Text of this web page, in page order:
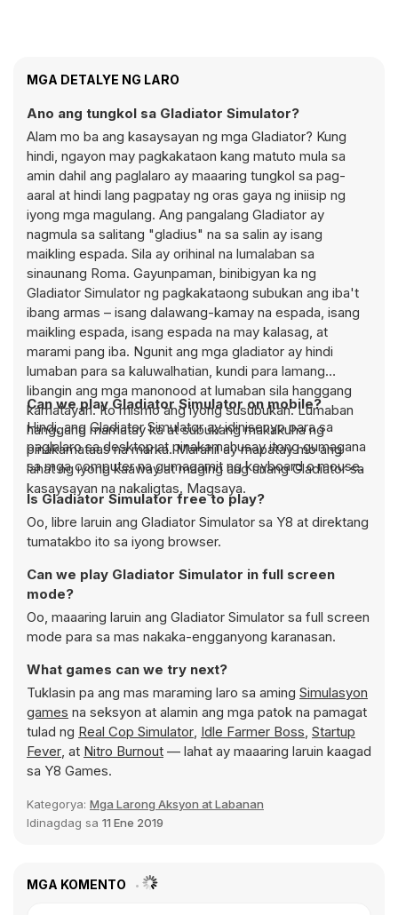
MGA DETALYE NG LARO
Ano ang tungkol sa Gladiator Simulator?
Alam mo ba ang kasaysayan ng mga Gladiator? Kung
hindi, ngayon may pagkakataon kang matuto mula sa
amin dahil ang paglalaro ay maaaring tungkol sa pag-
aaral at hindi lang pagpatay ng oras gaya ng iniisip ng
iyong mga magulang. Ang pangalang Gladiator ay
nagmula sa salitang "gladius" na sa salin ay isang
maikling espada. Sila ay orihinal na lumalaban sa
sinaunang Roma. Gayunpaman, binibigyan ka ng
Gladiator Simulator ng pagkakataong subukan ang iba't
ibang armas – isang dalawang-kamay na espada, isang
maikling espada, isang espada na may kalasag, at
marami pang iba. Ngunit ang mga gladiator ay hindi
lumaban para sa kaluwalhatian, kundi para lamang
libangin ang mga manonood at lumaban sila hanggang
kamatayan. Ito mismo ang iyong susubukan. Lumaban
hanggang mamatay ka at subukang makakuha ng
pinakamataas na marka. Marahil ay mapatay mo ang
lahat ng iyong kaaway at maging ang unang Gladiator sa
kasaysayan na nakaligtas. Magsaya.
Can we play Gladiator Simulator on mobile?
Hindi, ang Gladiator Simulator ay idinisenyo para sa
paglalaro sa desktop at pinakamahusay itong gumagana
sa mga computer na gumagamit ng keyboard o mouse.
Is Gladiator Simulator free to play?
Oo, libre laruin ang Gladiator Simulator sa Y8 at direktang
tumatakbo ito sa iyong browser.
Can we play Gladiator Simulator in full screen
mode?
Oo, maaaring laruin ang Gladiator Simulator sa full screen
mode para sa mas nakaka-engganyong karanasan.
What games can we try next?
Tuklasin pa ang mas maraming laro sa aming Simulasyon
games na seksyon at alamin ang mga patok na pamagat
tulad ng Real Cop Simulator, Idle Farmer Boss, Startup
Fever, at Nitro Burnout — lahat ay maaaring laruin kaagad
sa Y8 Games.
Kategorya: Mga Larong Aksyon at Labanan
Idinagdag sa 11 Ene 2019
MGA KOMENTO